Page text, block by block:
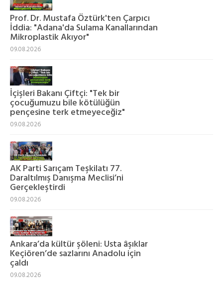
Prof. Dr. Mustafa Öztürk'ten Çarpıcı
İddia: "Adana'da Sulama Kanallarından
Mikroplastik Akıyor"
09.08.2026
İçişleri Bakanı Çiftçi: "Tek bir
çocuğumuzu bile kötülüğün
pençesine terk etmeyeceğiz"
09.08.2026
AK Parti Sarıçam Teşkilatı 77.
Daraltılmış Danışma Meclisi’ni
Gerçekleştirdi
09.08.2026
Ankara’da kültür şöleni: Usta âşıklar
Keçiören’de sazlarını Anadolu için
çaldı
09.08.2026